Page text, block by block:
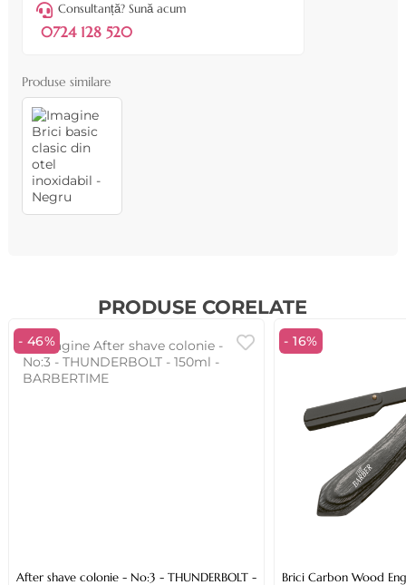
Consultanță? Sună acum
0724 128 520
Produse similare
PRODUSE CORELATE
- 46%
After shave colonie - No:3 - THUNDERBOLT -
- 16%
Brici Carbon Wood